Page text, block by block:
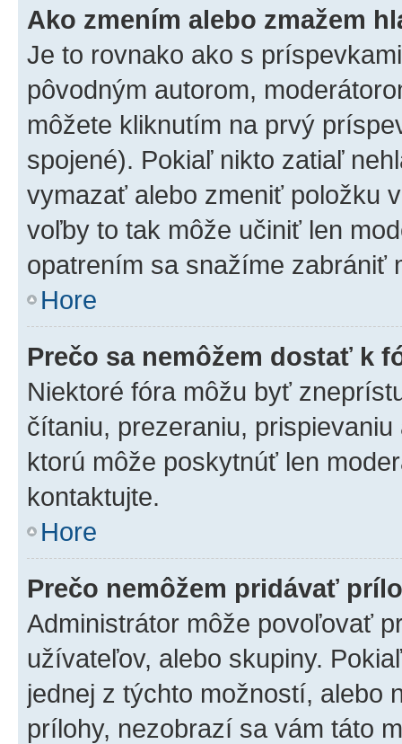
Ako zmením alebo zmažem
Je to rovnako ako s
pôvodným autorom,
môžete kliknutím na prvý
spojené). Pokiaľ nikto zatiaľ
vymazať alebo zmeniť položku
voľby to tak môže učiniť len
opatrením sa snažíme zabrániť
Hore
Prečo sa nemôžem dostať k
Niektoré fóra môžu byť
čítaniu, prezeraniu,
ktorú môže poskytnúť len
kontaktujte.
Hore
Prečo nemôžem pridávať
Administrátor môže povoľovať
užívateľov, alebo skupiny.
jednej z týchto možností, alebo
prílohy, nezobrazí sa vám táto